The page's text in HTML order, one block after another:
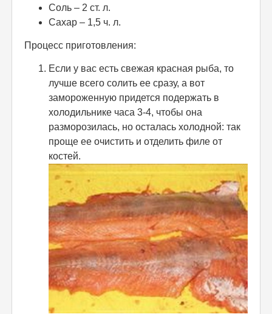
Соль – 2 ст. л.
Сахар – 1,5 ч. л.
Процесс приготовления:
Если у вас есть свежая красная рыба, то
лучше всего солить ее сразу, а вот
замороженную придется подержать в
холодильнике часа 3-4, чтобы она
разморозилась, но осталась холодной: так
проще ее очистить и отделить филе от
костей.